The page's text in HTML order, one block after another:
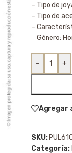
– Tipo de
– Tipo de
–
– Género:
- +
Agregar
SKU:
Categoría: